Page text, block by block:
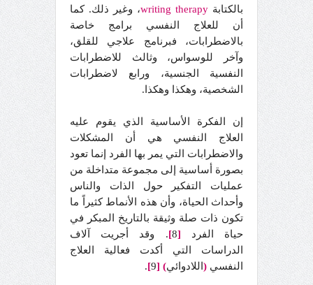
بالكتابة writing therapy، وغير ذلك. كما
أن للعلاج النفسي برامج خاصة
بالاضطرابات، فبرنامج علاجي للقلق،
وآخر للوسواس، وثالث للاضطرابات
النفسية الجنسية، ورابع لاضطرابات
الشخصية، وهكذا وهكذا.
إن الفكرة الأساسية الذي يقوم عليه
العلاج النفسي هي أن المشكلات
والاضطرابات التي يمر بها الفرد إنما تعود
بصورة أساسية إلى مجموعة متداخلة من
عمليات التفكير حول الذات والناس
وأحداث الحياة، وأن هذه الأنماط كثيراً ما
تكون ذات صلة وثيقة بالتاريخ المبكر في
حياة الفرد
[
8
]. وقد أجريت آلاف
الدراسات التي أكدت فعالية العلاج
النفسي ( اللادوائي)
[
9
]
.